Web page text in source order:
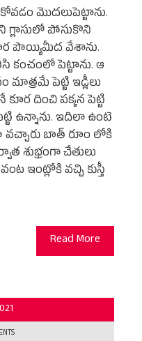
మొదలుపెట్టాను.
గ్లాసులో పోసుకొని
పొయ్యిమీద వేశాను.
కంచంలో పెట్టాను. ఆ
మాత్రమే పెట్టి ఇడ్లీలు
దించి పక్కన పెట్టి
ఉన్నాను. ఇదిలా ఉంటె
వచ్చారు బాత్ రూం లోకి
శుభ్రంగా చేతులు
ఇంట్లోకి వచ్చి కుస్తీ
Read More